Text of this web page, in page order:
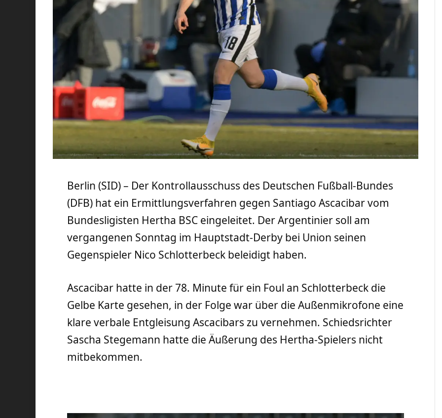
Berlin (SID) – Der Kontrollausschuss des Deutschen Fußball-Bundes
(DFB) hat ein Ermittlungsverfahren gegen Santiago Ascacibar vom
Bundesligisten Hertha BSC eingeleitet. Der Argentinier soll am
vergangenen Sonntag im Hauptstadt-Derby bei Union seinen
Gegenspieler Nico Schlotterbeck beleidigt haben.
Ascacibar hatte in der 78. Minute für ein Foul an Schlotterbeck die
Gelbe Karte gesehen, in der Folge war über die Außenmikrofone eine
klare verbale Entgleisung Ascacibars zu vernehmen. Schiedsrichter
Sascha Stegemann hatte die Äußerung des Hertha-Spielers nicht
mitbekommen.